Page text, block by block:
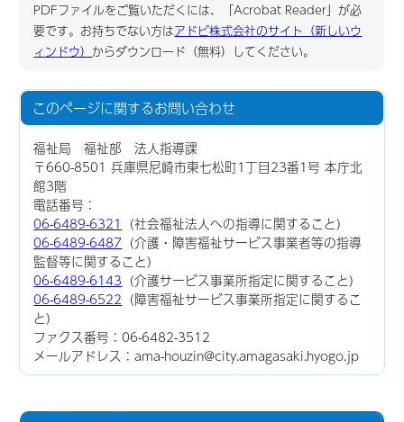
PDFファイルをご覧いただくには、「Acrobat Reader」が必
要です。お持ちでない方はアドビ株式会社のサイト（新しいウ
ィンドウ） からダウンロード（無料）してください。
このページに関するお問い合わせ
福祉局 福祉部 法人指導課
〒660-8501 兵庫県尼崎市東七松町1丁目23番1号 本庁北
館3階
電話番号：
06-6489-6321
（社会福祉法人への指導に関すること）
06-6489-6487 （介護・障害福祉サービス事業者等の指導
監督等に関すること）
06-6489-6143 （介護サービス事業所指定に関すること）
06-6489-6522 （障害福祉サービス事業所指定に関するこ
と）
ファクス番号：06-6482-3512
メールアドレス：ama-houzin@city.amagasaki.hyogo.jp